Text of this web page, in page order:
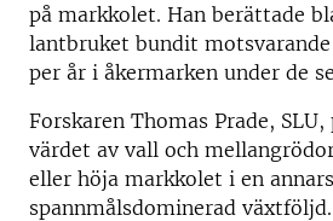
på markkolet. Han berättade
lantbruket bundit
per år i åkermarken under de
Forskaren Thomas Prade, SLU,
värdet av vall och
eller höja markkolet i en annars
spannmålsdominerad